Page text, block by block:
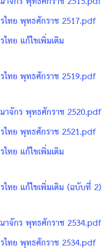
ไทย พุทธศักราช 2517.pdf
ทย แก้ไขเพิ่มเติม
ไทย พุทธศักราช 2519.pdf
าจักร พุทธศักราช 2520.pdf
ไทย พุทธศักราช 2521.pdf
ทย แก้ไขเพิ่มเติม
ทย แก้ไขเพิ่มเติม (ฉบับที่ 2)
าจักร พุทธศักราช 2534.pdf
ไทย พุทธศักราช 2534.pdf